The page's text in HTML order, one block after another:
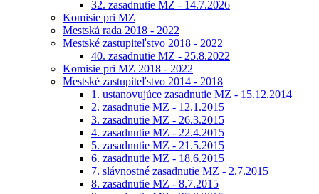
32. zasadnutie MZ - 14.7.2026
Komisie pri MZ
Mestská rada 2018 - 2022
Mestské zastupiteľstvo 2018 - 2022
40. zasadnutie MZ - 25.8.2022
Komisie pri MZ 2018 - 2022
Mestské zastupiteľstvo 2014 - 2018
1. ustanovujúce zasadnutie MZ - 15.12.2014
2. zasadnutie MZ - 12.1.2015
3. zasadnutie MZ - 26.3.2015
4. zasadnutie MZ - 22.4.2015
5. zasadnutie MZ - 21.5.2015
6. zasadnutie MZ - 18.6.2015
7. slávnostné zasadnutie MZ - 2.7.2015
8. zasadnutie MZ - 8.7.2015